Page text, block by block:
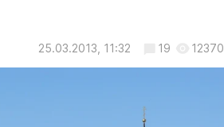
25.03.2013, 11:32 19 12370